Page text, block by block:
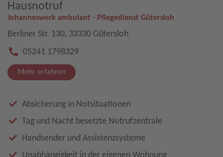
Hausnotruf
Johanneswerk ambulant - Pflegedienst Gütersloh
Berliner Str. 130, 33330 Gütersloh
05241 1798329
Mehr erfahren
Absicherung in Notsituationen
Tag und Nacht besetzte Notrufzentrale
Handsender und Assistenzsysteme